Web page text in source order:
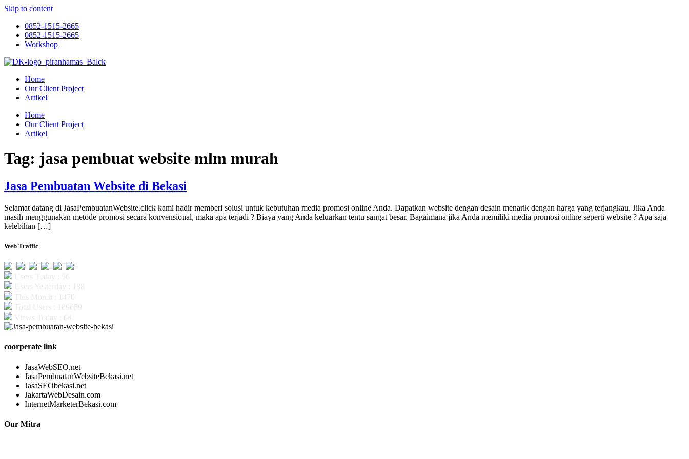
Skip to content
0852-1515-2665
0852-1515-2665
Workshop
Home
Our Client Project
Artikel
Home
Our Client Project
Artikel
Tag: jasa pembuat website mlm murah
Jasa Pembuatan Website di Bekasi
Selamat datang di JasaPembuatanWebsite.click kami hadir memberi solusi untuk kebutuhan media promosi online Anda. Dapatkan website dengan desain menarik dengan harga yang terjangkau. Jika Anda
masih menggunakan metode promosi secara konvensional, maka apa terjadi ? Biaya yang Anda keluarkan tentu sangat besar. Bagaimana jika Anda memiliki media promosi online seperti website ? Apa saja
kelebihan […]
Web Traffic
coorperate link
JasaWebSEO.net
JasaPembuatanWebsiteBekasi.net
JasaSEObekasi.net
JakartaWebDesain.com
InternetMarketerBekasi.com
Our Mitra